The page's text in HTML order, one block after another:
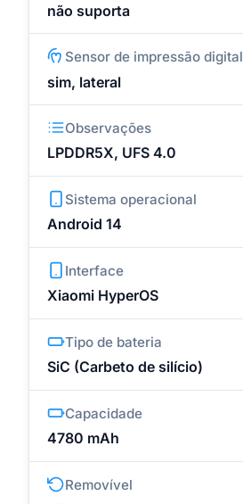
não suporta
Sensor de impressão digital
sim, lateral
Observações
LPDDR5X, UFS 4.0
Sistema operacional
Android 14
Interface
Xiaomi HyperOS
Tipo de bateria
SiC (Carbeto de silício)
Capacidade
4780 mAh
Removível